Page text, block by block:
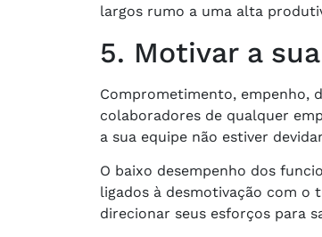
largos rumo a uma alta
5. Motivar a
Comprometimento, empenho,
colaboradores de qualquer
a sua equipe não estiver
O baixo desempenho dos
ligados à desmotivação com o
direcionar seus esforços para